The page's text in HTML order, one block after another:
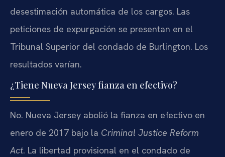
desestimación automática de los cargos. Las
peticiones de expurgación se presentan en el
Tribunal Superior del condado de Burlington. Los
resultados varían.
¿Tiene Nueva Jersey fianza en efectivo?
No. Nueva Jersey abolió la fianza en efectivo en
enero de 2017 bajo la Criminal Justice Reform
Act. La libertad provisional en el condado de